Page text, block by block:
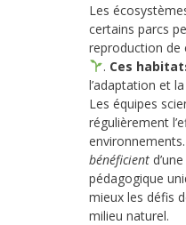
Les
certains parcs
reproduction de
. Ces
l’adaptation et
Les équipes
régulièrement
environnements.
bénéficient
pédagogique
mieux les défis
milieu naturel.